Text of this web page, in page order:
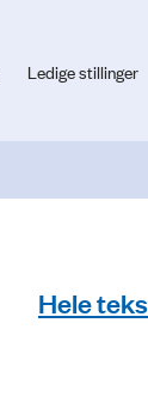
Ledige stillinger
Hele